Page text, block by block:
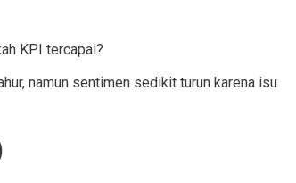
KPI tercapai?
namun sentimen sedikit turun karena isu